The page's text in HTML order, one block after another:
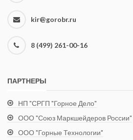
kir@gorobr.ru
8 (499) 261-00-16
ПАРТНЕРЫ
НП "СРГП "Горное Дело"
ООО "Союз Маркшейдеров России"
ООО "Горные Технологии"